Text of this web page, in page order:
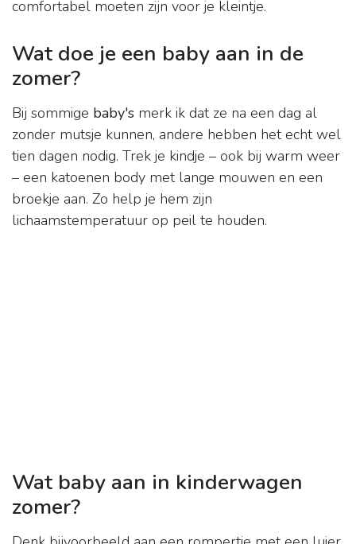
comfortabel moeten zijn voor je kleintje.
Wat doe je een baby aan in de
zomer?
Bij sommige baby's merk ik dat ze na een dag al
zonder mutsje kunnen, andere hebben het echt wel
tien dagen nodig. Trek je kindje – ook bij warm weer
– een katoenen body met lange mouwen en een
broekje aan. Zo help je hem zijn
lichaamstemperatuur op peil te houden.
Wat baby aan in kinderwagen
zomer?